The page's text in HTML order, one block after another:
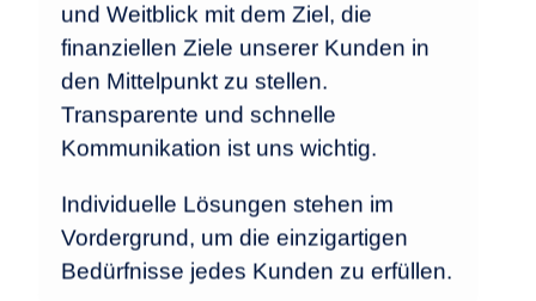
und Weitblick mit dem Ziel, die
finanziellen Ziele unserer Kunden in
den Mittelpunkt zu stellen.
Transparente und schnelle
Kommunikation ist uns wichtig.
Individuelle Lösungen stehen im
Vordergrund, um die einzigartigen
Bedürfnisse jedes Kunden zu erfüllen.